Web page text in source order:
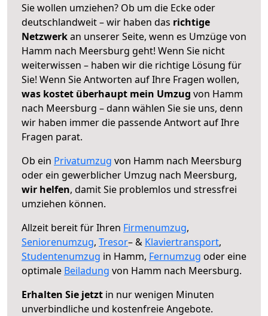
Sie wollen umziehen? Ob um die Ecke oder
deutschlandweit – wir haben das richtige
Netzwerkan unserer Seite, wenn es Umzüge von
Hamm nach Meersburg geht! Wenn Sie nicht
weiterwissen – haben wir die richtige Lösung für
Sie! Wenn Sie Antworten auf Ihre Fragen wollen,
was kostet überhaupt mein Umzug von Hamm
nach Meersburg – dann wählen Sie sie uns, denn
wir haben immer die passende Antwort auf Ihre
Fragen parat.
Ob ein Privatumzug von Hamm nach Meersburg
oder ein gewerblicher Umzug nach Meersburg,
wir helfen, damit Sie problemlos und stressfrei
umziehen können.
Allzeit bereit für Ihren Firmenumzug,
Seniorenumzug, Tresor– & Klaviertransport,
Studentenumzug in Hamm, Fernumzug oder eine
optimale Beiladung von Hamm nach Meersburg.
Erhalten Sie jetzt in nur wenigen Minuten
unverbindliche und kostenfreie Angebote.